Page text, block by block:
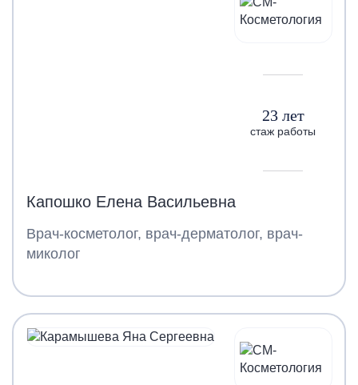
23 лет
стаж работы
Капошко Елена Васильевна
Врач-косметолог, врач-дерматолог, врач-
миколог